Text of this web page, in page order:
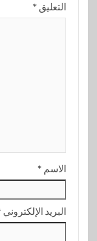
التعليق *
الاسم *
البريد الإلكتروني